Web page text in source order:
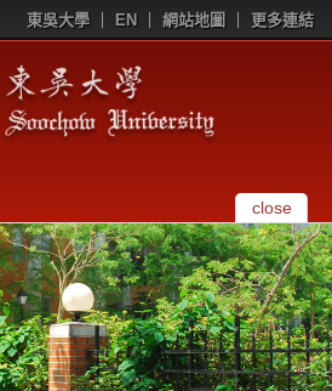
東吳大學 EN 網站地圖 更多連結
close